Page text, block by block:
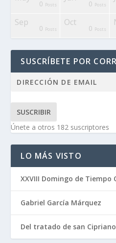
0 Posts 0 Posts
Sep
0 Posts
Oct
0 Posts
SUSCRÍBETE POR
SUSCRIBIR
Únete a otros 182 suscriptores
LO MÁS VISTO
XXVIII Domingo de Tiempo
Gabriel García Márquez
Del tratado de san